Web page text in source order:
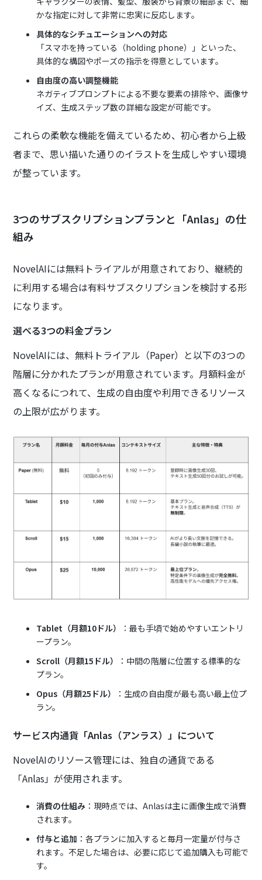
かな指定に対して非常に忠実に反応します。
具体的なシチュエーションへの対応
「スマホを持っている（holding phone）」といった、
具体的な構図やポーズの指示を得意としています。
自由度の高い調整機能
ネガティブプロンプトによる不要な要素の排除や、画像サ
イズ、生成ステップ数の詳細な設定が可能です。
これらの柔軟な機能を備えているため、初心者から上級
者まで、思い描いた通りのイラストを生成しやすい環境
が整っています。
3つのサブスクリプションプランと「Anlas」の仕
組み
NovelAIには無料トライアルが用意されており、継続的
に利用する場合は有料サブスクリプションを検討する形
になります。
選べる3つの料金プラン
NovelAIには、無料トライアル（Paper）と以下の3つの
階層に分かれたプランが用意されています。月額料金が
高くなるにつれて、生成の自由度や利用できるリソース
の上限が広がります。
Tablet（月額10ドル）
：最も手頃で始めやすいエントリ
ープラン。
Scroll（月額15ドル）
：中間の階層に位置する標準的な
プラン。
Opus（月額25ドル）
：生成の自由度が最も高い最上位プ
ラン。
サービス内通貨「Anlas（アンラス）」について
NovelAIのリソース管理には、独自の通貨である
「Anlas」が使用されます。
消費の仕組み ：現時点では、Anlasは主に画像生成で消費
されます。
付与と追加 ：各プランに加入すると毎月一定量が付与さ
れます。不足した場合は、必要に応じて追加購入も可能で
す。